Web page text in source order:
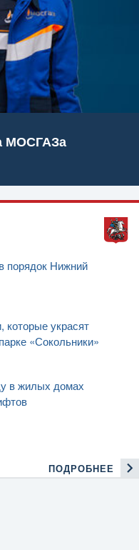
МОСГАЗа
порядок Нижний
украсят
«Сокольники»
в жилых домах
ПОДРОБНЕЕ